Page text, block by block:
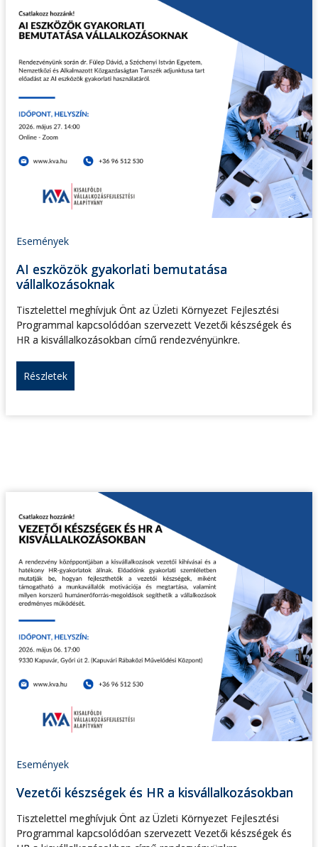
Események
AI eszközök gyakorlati bemutatása
vállalkozásoknak
Tisztelettel meghívjuk Önt az Üzleti Környezet Fejlesztési
Programmal kapcsolódóan szervezett Vezetői készségek és
HR a kisvállalkozásokban című rendezvényünkre.
Részletek
Események
Vezetői készségek és HR a kisvállalkozásokban
Tisztelettel meghívjuk Önt az Üzleti Környezet Fejlesztési
Programmal kapcsolódóan szervezett Vezetői készségek és